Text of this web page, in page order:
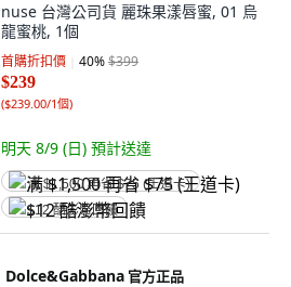
nuse 台灣公司貨 麗珠果漾唇蜜, 01 烏
龍蜜桃, 1個
首購折扣價 40%$399
$239
($239.00/1個)
明天 8/9 (日) 預計送達
满 $1,500 再省 $75 (王道卡)
$12 酷澎幣回饋
Dolce&Gabbana 官方正品